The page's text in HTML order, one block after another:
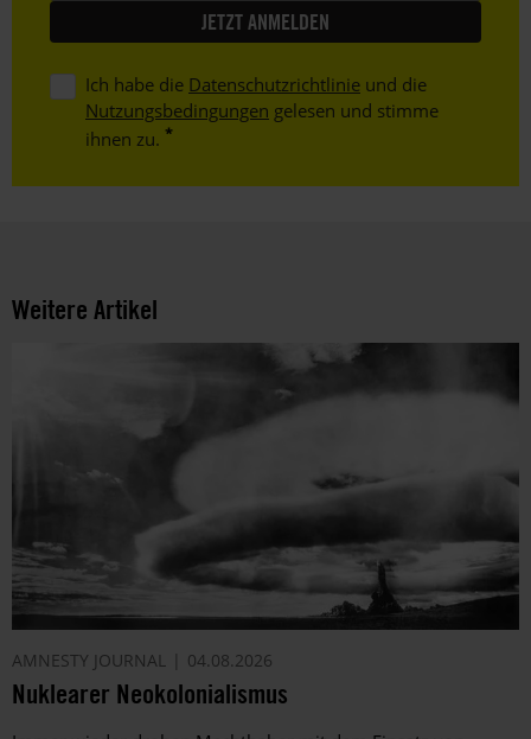
Ich habe die Datenschutzrichtlinie und die
Nutzungsbedingungen gelesen und stimme
ihnen zu.
Weitere Artikel
AMNESTY JOURNAL 04.08.2026
Nuklearer Neokolonialismus